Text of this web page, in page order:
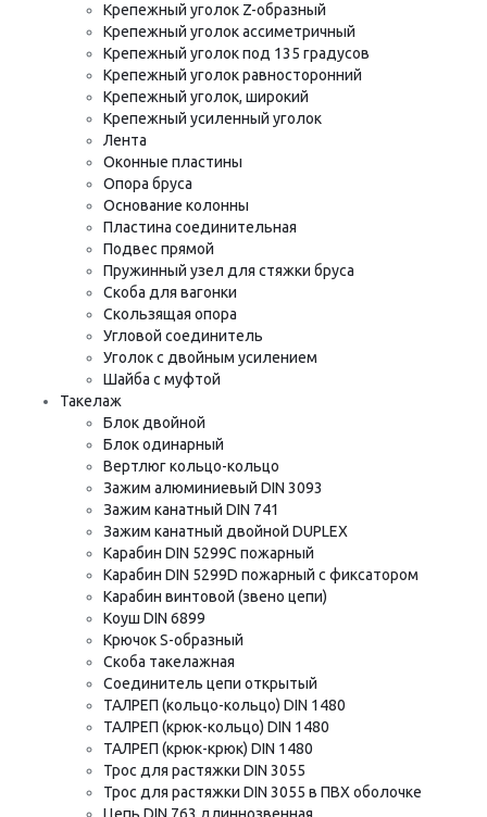
Крепежный уголок Z-образный
Крепежный уголок ассиметричный
Крепежный уголок под 135 градусов
Крепежный уголок равносторонний
Крепежный уголок, широкий
Крепежный усиленный уголок
Лента
Оконные пластины
Опора бруса
Основание колонны
Пластина соединительная
Подвес прямой
Пружинный узел для стяжки бруса
Скоба для вагонки
Скользящая опора
Угловой соединитель
Уголок с двойным усилением
Шайба с муфтой
Такелаж
Блок двойной
Блок одинарный
Вертлюг кольцо-кольцо
Зажим алюминиевый DIN 3093
Зажим канатный DIN 741
Зажим канатный двойной DUPLEX
Карабин DIN 5299C пожарный
Карабин DIN 5299D пожарный с фиксатором
Карабин винтовой (звено цепи)
Коуш DIN 6899
Крючок S-образный
Скоба такелажная
Соединитель цепи открытый
ТАЛРЕП (кольцо-кольцо) DIN 1480
ТАЛРЕП (крюк-кольцо) DIN 1480
ТАЛРЕП (крюк-крюк) DIN 1480
Трос для растяжки DIN 3055
Трос для растяжки DIN 3055 в ПВХ оболочке